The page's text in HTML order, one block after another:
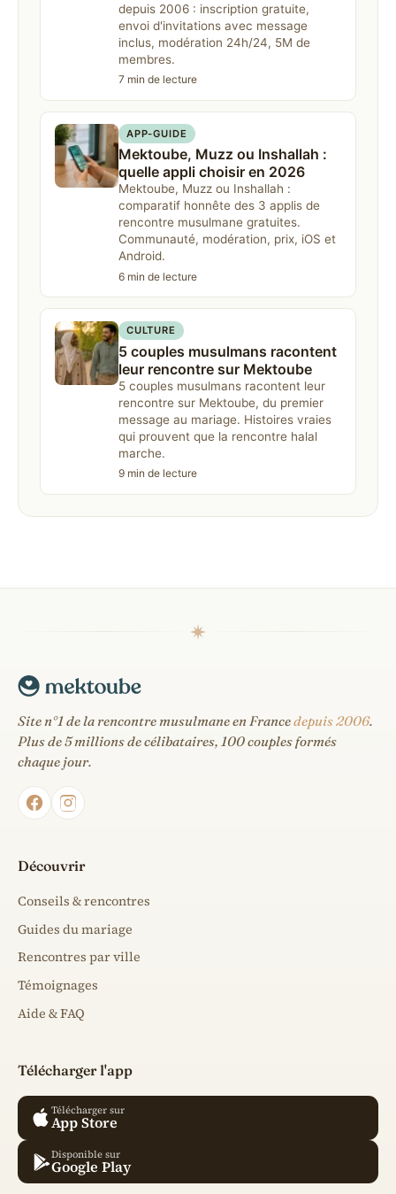
depuis 2006 : inscription gratuite,
envoi d'invitations avec message
inclus, modération 24h/24, 5M de
membres.
7 min de lecture
APP-GUIDE
Mektoube, Muzz ou Inshallah :
quelle appli choisir en 2026
Mektoube, Muzz ou Inshallah :
comparatif honnête des 3 applis de
rencontre musulmane gratuites.
Communauté, modération, prix, iOS et
Android.
6 min de lecture
CULTURE
5 couples musulmans racontent
leur rencontre sur Mektoube
5 couples musulmans racontent leur
rencontre sur Mektoube, du premier
message au mariage. Histoires vraies
qui prouvent que la rencontre halal
marche.
9 min de lecture
Site n°1 de la rencontre musulmane en Francedepuis 2006.
Plus de 5 millions de célibataires, 100 couples formés
chaque jour.
Découvrir
Conseils & rencontres
Guides du mariage
Rencontres par ville
Témoignages
Aide & FAQ
Télécharger l'app
Télécharger sur
App Store
Disponible sur
Google Play